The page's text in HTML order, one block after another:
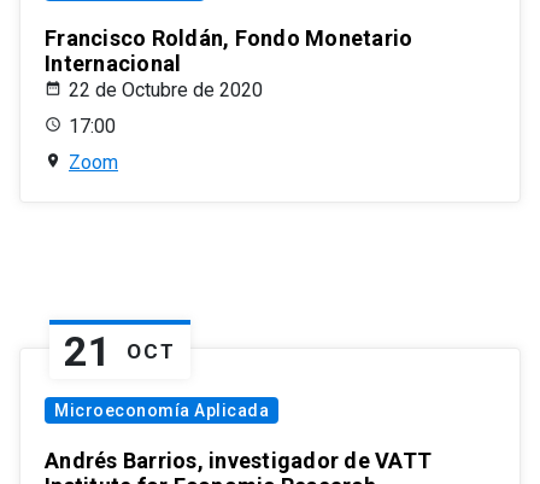
Francisco Roldán, Fondo Monetario
Internacional
22 de Octubre de 2020
17:00
Zoom
21 OCT
Microeconomía Aplicada
Andrés Barrios, investigador de VATT